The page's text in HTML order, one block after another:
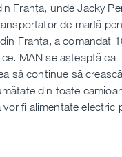
Franța, unde Jacky
de marfă
Franța, a comandat
MAN se așteaptă ca
să continue să
din toate
vor fi alimentate electric